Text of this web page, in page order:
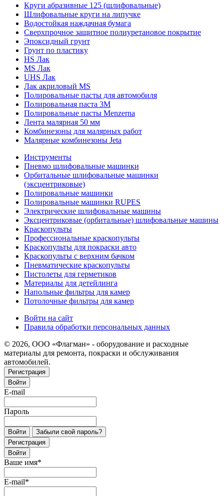
Круги абразивные 125 (шлифовальные)
Шлифовальные круги на липучке
Водостойкая наждачная бумага
Сверхпрочное защитное полиуретановое покрытие
Эпоксидный грунт
Грунт по пластику
HS Лак
MS Лак
UHS Лак
Лак акриловый MS
Полировальные пасты для автомобиля
Полировальная паста 3М
Полировальные пасты Menzerna
Лента малярная 50 мм
Комбинезоны для малярных работ
Малярные комбинезоны Jeta
Инструменты
Пневмо шлифовальные машинки
Орбитальные шлифовальные машинки
(эксцентриковые)
Полировальные машинки
Полировальные машинки RUPES
Электрические шлифовальные машины
Эксцентриковые (орбитальные) шлифовальные машины
Краскопульты
Профессиональные краскопульты
Краскопульты для покраски авто
Краскопульты с верхним бачком
Пневматические краскопульты
Пистолеты для герметиков
Материалы для детейлинга
Напольные фильтры для камер
Потолочные фильтры для камер
Войти на сайт
Правила обработки персональных данных
© 2026, ООО «Флагман» - оборудование и расходные
материалы для ремонта, покраски и обслуживания
автомобилей.
Регистрация
Войти
E-mail
Пароль
Войти
Забыли свой пароль?
Регистрация
Войти
Ваше имя*
E-mail*